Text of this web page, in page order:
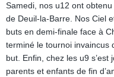
Samedi, nos u12 ont
de Deuil-la-Barre. Nos Ciel
buts en demi-finale face à
terminé le tournoi invaincus
but. Enfin, chez les u9
parents et enfants de fin